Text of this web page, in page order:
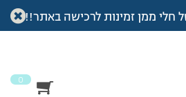
חלי ממן זמינות לרכישה באתר!!
0
עדכון שקילה